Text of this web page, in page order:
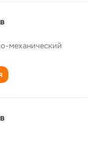
механический